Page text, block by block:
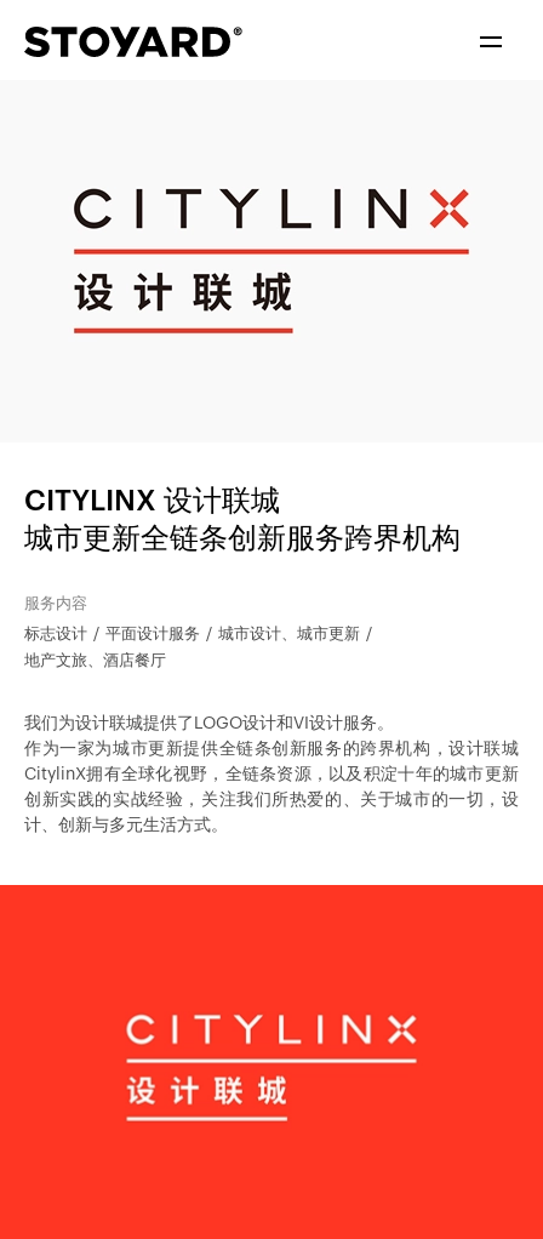
CITYLINX 设计联城
城市更新全链条创新服务跨界机构
服务内容
标志设计
平面设计服务
城市设计、城市更新
地产文旅、酒店餐厅
我们为设计联城提供了LOGO设计和VI设计服务。
作为一家为城市更新提供全链条创新服务的跨界机构，设计联城
CitylinX拥有全球化视野，全链条资源，以及积淀十年的城市更新
创新实践的实战经验，关注我们所热爱的、关于城市的一切，设
计、创新与多元生活方式。